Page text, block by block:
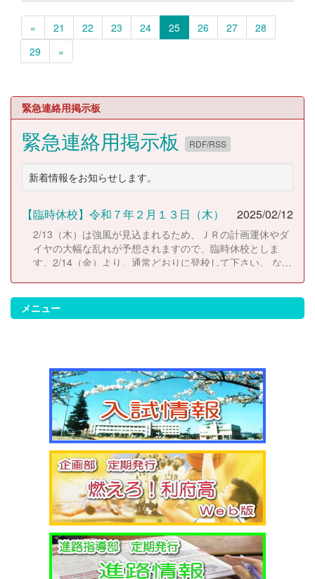
« 21 22 23 24 25 26 27
28
29
»
緊急連絡用掲示板
緊急連絡用掲示板 RDF/RSS
新着情報をお知らせします。
【臨時休校】令和７年２月１３日（木） 2025/02/12
2/13（木）は強風が見込まれるため、ＪＲの計画運休やダ
イヤの大幅な乱れが予想されますので、臨時休校としま
す。2/14（金）より、通常どおりに登校して下さい。 な
2/18（火）考査４日目
メニュー